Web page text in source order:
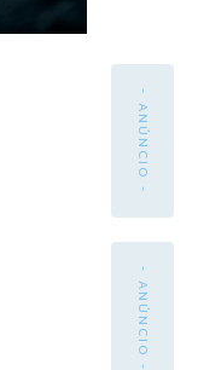
- ANÚNCIO -
- ANÚNCIO -